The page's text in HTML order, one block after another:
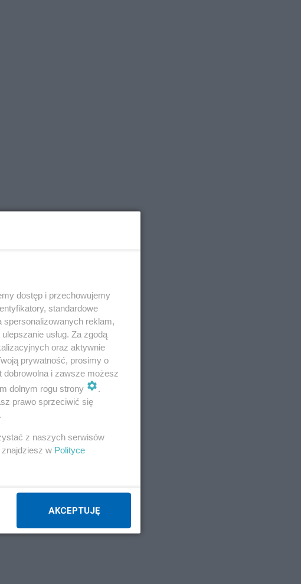
i
było
do
bez
mówi,
dostęp i przechowujemy
standardowe
spersonalizowanych reklam,
usług. Za zgodą
oraz aktywnie
prywatność, prosimy o
dobrowolna i zawsze możesz
dolnym rogu strony
.
prawo sprzeciwić się
z naszych serwisów
znajdziesz w Polityce
AKCEPTUJĘ